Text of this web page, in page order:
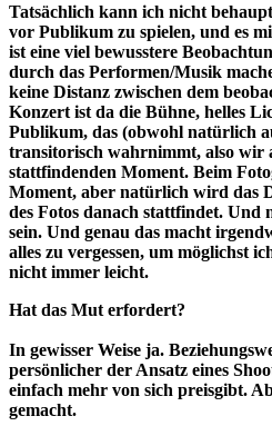
Tatsächlich kann ich nicht
vor Publikum zu spielen, und es
ist eine viel bewusstere
durch das Performen/Musik
keine Distanz zwischen dem
Konzert ist da die Bühne, helles
Publikum, das (obwohl natürlich
transitorisch wahrnimmt, also wir
stattfindenden Moment. Beim
Moment, aber natürlich wird das
des Fotos danach stattfindet. Und
sein. Und genau das macht
alles zu vergessen, um möglichst
nicht immer leicht.
Hat das Mut erfordert?
In gewisser Weise ja.
persönlicher der Ansatz eines
einfach mehr von sich preisgibt.
gemacht.